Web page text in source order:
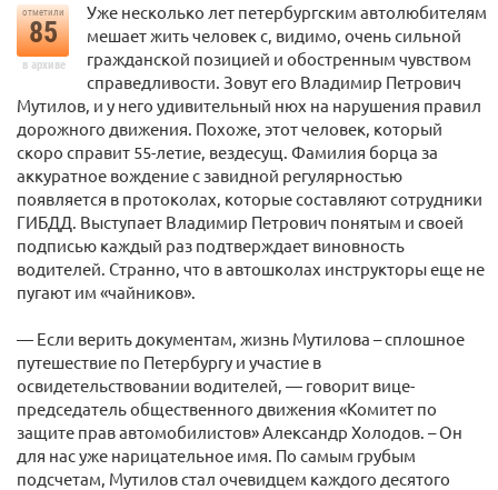
отметили
85
в архиве
Уже несколько лет петербургским автолюбителям
мешает жить человек с, видимо, очень сильной
гражданской позицией и обостренным чувством
справедливости. Зовут его Владимир Петрович
Мутилов, и у него удивительный нюх на нарушения правил
дорожного движения. Похоже, этот человек, который
скоро справит 55-летие, вездесущ. Фамилия борца за
аккуратное вождение с завидной регулярностью
появляется в протоколах, которые составляют сотрудники
ГИБДД. Выступает Владимир Петрович понятым и своей
подписью каждый раз подтверждает виновность
водителей. Странно, что в автошколах инструкторы еще не
пугают им «чайников».
— Если верить документам, жизнь Мутилова – сплошное
путешествие по Петербургу и участие в
освидетельствовании водителей, — говорит вице-
председатель общественного движения «Комитет по
защите прав автомобилистов» Александр Холодов. – Он
для нас уже нарицательное имя. По самым грубым
подсчетам, Мутилов стал очевидцем каждого десятого